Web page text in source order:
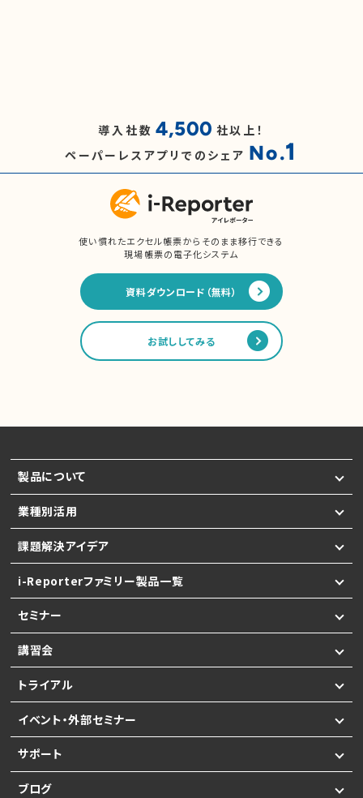
導入社数 4,500 社以上！
ペーパーレスアプリでのシェア No.1
使い慣れたエクセル帳票からそのまま移行できる
現場帳票の電子化システム
資料ダウンロード（無料）
お試ししてみる
製品について
業種別活用
課題解決アイデア
i-Reporterファミリー製品一覧
セミナー
講習会
トライアル
イベント・外部セミナー
サポート
ブログ